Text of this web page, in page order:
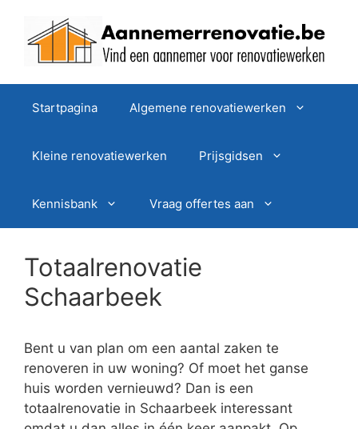
Startpagina Algemene renovatiewerken
Kleine renovatiewerken Prijsgidsen
Kennisbank Vraag offertes aan
Totaalrenovatie
Schaarbeek
Bent u van plan om een aantal zaken te
renoveren in uw woning? Of moet het ganse
huis worden vernieuwd? Dan is een
totaalrenovatie in Schaarbeek interessant